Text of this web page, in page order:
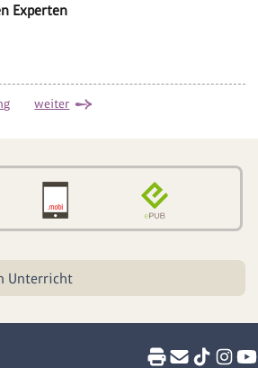
Experten
weiter
Unterricht